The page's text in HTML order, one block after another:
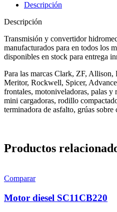
Descripción
Descripción
Transmisión y convertidor
manufacturados para en todos los
disponibles en stock para entrega
Para las marcas Clark, ZF,
Meritor, Rockwell, Spicer,
frontales, motoniveladoras, palas y
mini cargadoras, rodillo
terminadora de asfalto, grúas
Productos
Comparar
Motor diesel SC11CB220